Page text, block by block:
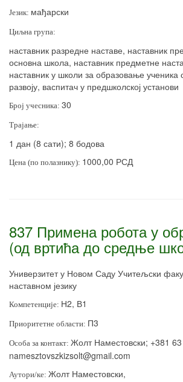
Језик: мађарски
Циљна група:
наставник разредне наставе, наставник
основна школа, наставник предметне
наставник у школи за образовање
развоју, васпитач у предшколској установи
Број учесника: 30
Трајање:
1 дан (8 сати); 8 бодова
Цена (по полазнику): 1000,00 РСД
837 Примена робота у
(од вртића до средње
Универзитет у Новом Саду Учитељски
наставном језику
Компетенције: Н2, В1
Приоритетне области: П3
Особа за контакт: Жолт Наместовски; +381
namesztovszkizsolt@gmail.com
Аутори/ке: Жолт Наместовски,